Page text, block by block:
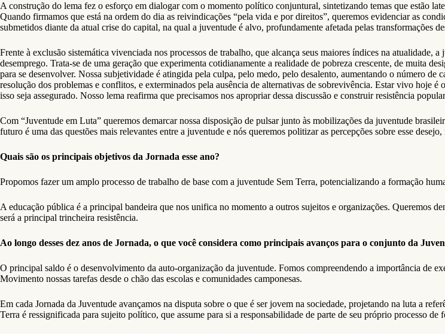
A construção do lema fez o esforço em dialogar com o momento político conjuntural, sintetizando temas que estão
Quando firmamos que está na ordem do dia as reivindicações “pela vida e por direitos”, queremos evidenciar as
submetidos diante da atual crise do capital, na qual a juventude é alvo, profundamente afetada pelas transformações
Frente à exclusão sistemática vivenciada nos processos de trabalho, que alcança seus maiores índices na atualidade,
desemprego. Trata-se de uma geração que experimenta cotidianamente a realidade de pobreza crescente, de muita
para se desenvolver. Nossa subjetividade é atingida pela culpa, pelo medo, pelo desalento, aumentando o número
resolução dos problemas e conflitos, e exterminados pela ausência de alternativas de sobrevivência. Estar vivo hoje
isso seja assegurado. Nosso lema reafirma que precisamos nos apropriar dessa discussão e construir resistência
Com “Juventude em Luta” queremos demarcar nossa disposição de pulsar junto às mobilizações da juventude
futuro é uma das questões mais relevantes entre a juventude e nós queremos politizar as percepções sobre esse
Quais são os principais objetivos da Jornada esse ano?
Propomos fazer um amplo processo de trabalho de base com a juventude Sem Terra, potencializando a formação
A educação pública é a principal bandeira que nos unifica no momento a outros sujeitos e organizações. Queremos
será a principal trincheira resistência.
Ao longo desses dez anos de Jornada, o que você considera como principais avanços para o conjunto da
O principal saldo é o desenvolvimento da auto-organização da juventude. Fomos compreendendo a importância de
Movimento nossas tarefas desde o chão das escolas e comunidades camponesas.
Em cada Jornada da Juventude avançamos na disputa sobre o que é ser jovem na sociedade, projetando na luta a
Terra é ressignificada para sujeito político, que assume para si a responsabilidade de parte de seu próprio processo de